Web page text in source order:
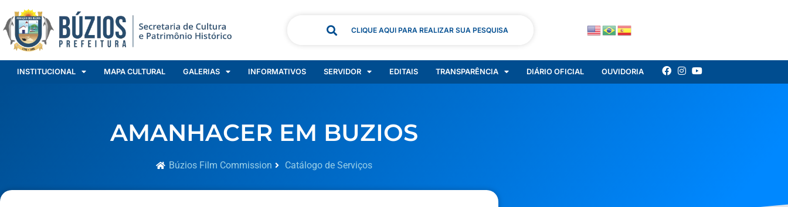
CLIQUE AQUI PARA REALIZAR SUA PESQUISA
INSTITUCIONAL MAPA CULTURAL GALERIAS INFORMATIVOS SERVIDOR EDITAIS TRANSPARÊNCIA DIÁRIO OFICIAL OUVIDORIA
AMANHACER EM BUZIOS
Búzios Film Commission Catálogo de Serviços